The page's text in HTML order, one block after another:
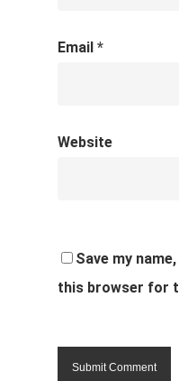
Email *
Website
Save my
this browser for